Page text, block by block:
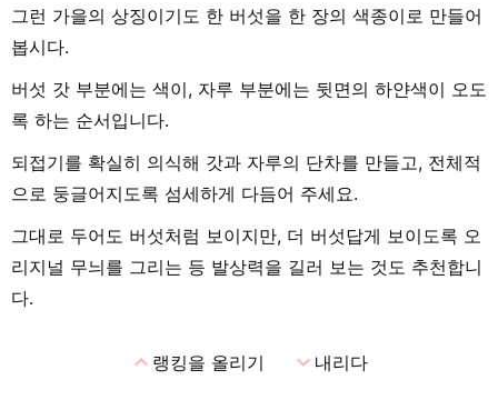
그런 가을의 상징이기도 한 버섯을 한 장의 색종이로 만들어
봅시다.
버섯 갓 부분에는 색이, 자루 부분에는 뒷면의 하얀색이 오도
록 하는 순서입니다.
되접기를 확실히 의식해 갓과 자루의 단차를 만들고, 전체적
으로 둥글어지도록 섬세하게 다듬어 주세요.
그대로 두어도 버섯처럼 보이지만, 더 버섯답게 보이도록 오
리지널 무늬를 그리는 등 발상력을 길러 보는 것도 추천합니
다.
expand_less랭킹을 올리기 expand_more내리다